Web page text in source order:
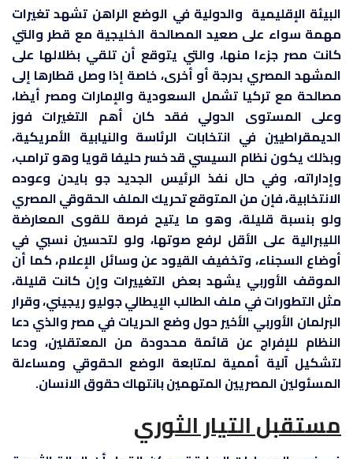
البيئة الإقليمية والدولية في الوضع الراهن تشهد تغيرات
مهمة سواء على صعيد المصالحة الخليجية مع قطر والتي
كانت مصر جزءا منها، والتي يتوقع أن تلقي بظلالها على
المشهد المصري بدرجة أو أخرى، خاصة إذا وصل قطارها إلى
مصالحة مع تركيا تشمل السعودية والإمارات ومصر أيضا،
وعلى المستوى الدولي فقد كان أهم التغيرات فوز
الديمقراطيين في انتخابات الرئاسة والنيابية الأمريكية،
وبذلك يكون نظام السيسي قد خسر حليفا قويا وهو ترامب،
وإداراته، وفي حال نفذ الرئيس الجديد جو بايدن وعوده
الانتخابية، فإن من المتوقع تحريك الملف الحقوقي المصري
ولو بنسبة قليلة، وهو ما يتيح فرصة للقوى المعارضة
الليبرالية على الأقل لرفع صوتها، ولو لتحسين نسبي في
أوضاع السجناء، وتخفيف القيود عن وسائل الإعلام، كما أن
الموقف الأوربي يشهد بعض التغييرات وإن كانت قليلة،
مثل التطورات في ملف الطالب الإيطالي جوليو ريجيني، وقرار
البرلمان الأوربي الأخير حول وضع الحريات في مصر والذي دعا
النظام للإفراج عن قائمة محدودة من المعتقلين، ودعا
لتشكيل آلية أممية لمتابعة الوضع الحقوقي ومساءلة
المسئولين المصريين المتهمين بانتهاك حقوق الانسان.
مستقبل التيار الثوري